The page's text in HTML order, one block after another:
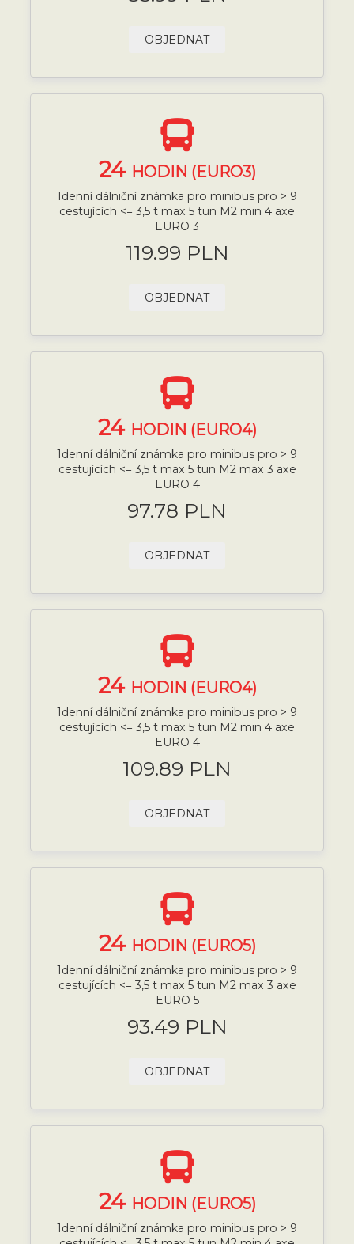
OBJEDNAT
24 HODIN (EURO3)
1denní dálniční známka pro minibus pro > 9
cestujících <= 3,5 t max 5 tun M2 min 4 axe
EURO 3
119.99 PLN
OBJEDNAT
24 HODIN (EURO4)
1denní dálniční známka pro minibus pro > 9
cestujících <= 3,5 t max 5 tun M2 max 3 axe
EURO 4
97.78 PLN
OBJEDNAT
24 HODIN (EURO4)
1denní dálniční známka pro minibus pro > 9
cestujících <= 3,5 t max 5 tun M2 min 4 axe
EURO 4
109.89 PLN
OBJEDNAT
24 HODIN (EURO5)
1denní dálniční známka pro minibus pro > 9
cestujících <= 3,5 t max 5 tun M2 max 3 axe
EURO 5
93.49 PLN
OBJEDNAT
24 HODIN (EURO5)
1denní dálniční známka pro minibus pro > 9